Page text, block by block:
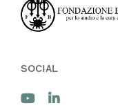
SOCIAL